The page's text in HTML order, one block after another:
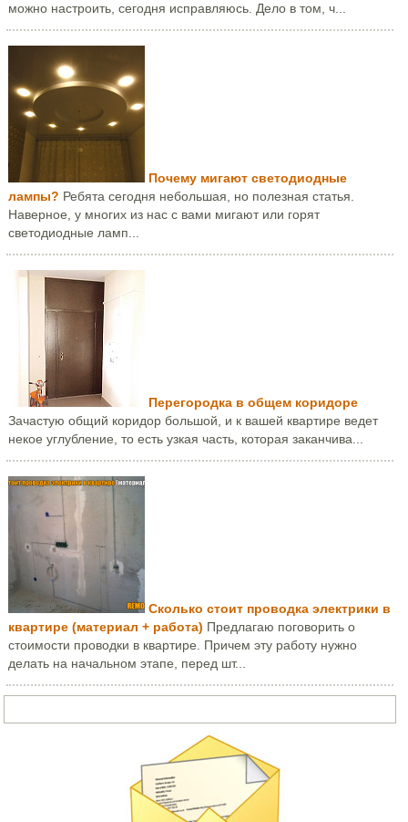
можно настроить, сегодня исправляюсь. Дело в том, ч...
Почему мигают светодиодные
лампы? Ребята сегодня небольшая, но полезная статья.
Наверное, у многих из нас с вами мигают или горят
светодиодные ламп...
Перегородка в общем коридоре
Зачастую общий коридор большой, и к вашей квартире ведет
некое углубление, то есть узкая часть, которая заканчива...
Сколько стоит проводка электрики в
квартире (материал + работа) Предлагаю поговорить о
стоимости проводки в квартире. Причем эту работу нужно
делать на начальном этапе, перед шт...